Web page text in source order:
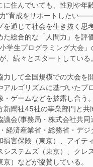
に住んでいても、性別や年
”育成をサポートしたい
を通じて社会を生き抜く思
た総合的な「人間力」を評
学生プログラミング大会
、続々とスタートしている。
して全国規模での大会を
アルゴリズムに基づいたプ
・ゲームなどを披露し合う
新聞社45社の事業部門と共
議会(事務局・株式会社共
経済産業省・総務省・デジ
損害保険（東京）、アイテ
システムズ（東京）、クレ
）などが協賛している。